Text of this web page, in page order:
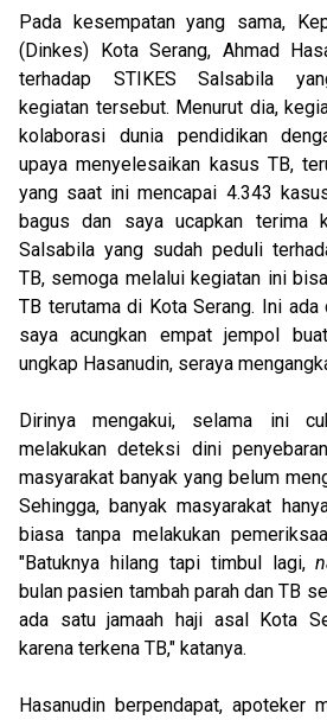
Pada kesempatan yang sama,
(Dinkes) Kota Serang, Ahmad
terhadap STIKES Salsabila
kegiatan tersebut. Menurut dia,
kolaborasi dunia pendidikan
upaya menyelesaikan kasus TB,
yang saat ini mencapai 4.343
bagus dan saya ucapkan terima
Salsabila yang sudah peduli
TB, semoga melalui kegiatan ini
TB terutama di Kota Serang. Ini
saya acungkan empat jempol
ungkap Hasanudin, seraya
Dirinya mengakui, selama ini
melakukan deteksi dini
masyarakat banyak yang belum
Sehingga, banyak masyarakat
biasa tanpa melakukan
"Batuknya hilang tapi timbul lagi,
bulan pasien tambah parah dan TB
ada satu jamaah haji asal Kota
karena terkena TB," katanya.
Hasanudin berpendapat, apoteker